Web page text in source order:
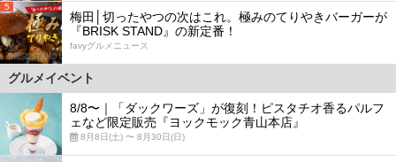
5
梅田│切ったやつの次はこれ。極みのてりやきバーガーが
『BRISK STAND』の新定番！
favyグルメニュース
グルメイベント
8/8〜｜「ダックワーズ」が復刻！ピスタチオ香るパルフ
ェなど限定販売『ヨックモック青山本店』
8月8日(土) 〜 8月30日(日)